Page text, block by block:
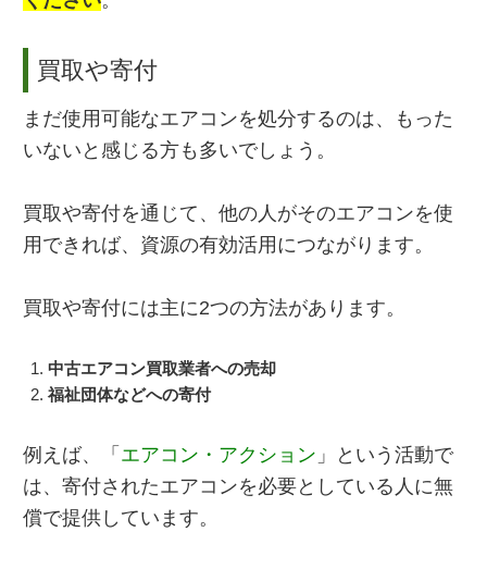
買取や寄付
まだ使用可能なエアコンを処分するのは、もった
いないと感じる方も多いでしょう。
買取や寄付を通じて、他の人がそのエアコンを使
用できれば、資源の有効活用につながります。
買取や寄付には主に2つの方法があります。
中古エアコン買取業者への売却
福祉団体などへの寄付
例えば、「 エアコン・アクション 」という活動で
は、寄付されたエアコンを必要としている人に無
償で提供しています。